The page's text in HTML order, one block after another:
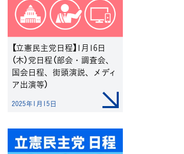
【立憲民主党日程】1月16日
（木）党日程（部会・調査会、
国会日程、街頭演説、メディ
ア出演等）
2025年1月15日